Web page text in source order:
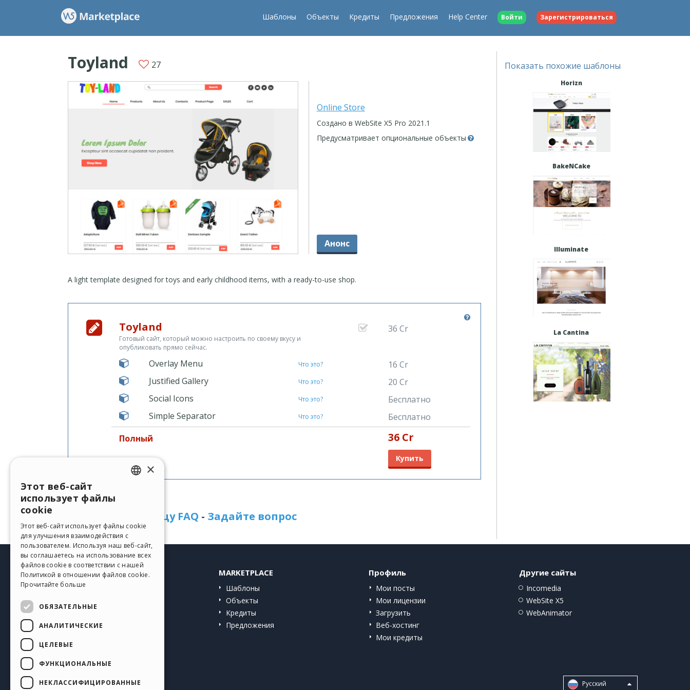
Шаблоны Объекты Кредиты Предложения Help Center Войти Зарегистрироваться
Toyland 27
Online Store
Создано в WebSite X5 Pro 2021.1
Предусматривает опциональные объекты
Анонс
A light template designed for toys and early childhood items, with a ready-to-use shop.
Toyland
Готовый сайт, который можно настроить по своему вкусу и
опубликовать прямо сейчас.
36 Cr
Overlay Menu Что это?
16 Cr
Justified Gallery
Что это?
20 Cr
Social Icons
Что это?
Бесплатно
Simple Separator
Что это?
Бесплатно
Полный
36 Cr
Купить
Нужна помощь?
Посетите страницу FAQ - Задайте вопрос
Показать похожие шаблоны
Horizn
BakeNCake
Illuminate
La Cantina
HELP CENTER
Инструкции
MARKETPLACE
Шаблоны
Объекты
Кредиты
Предложения
Профиль
Мои посты
Мои лицензии
Загрузить
Веб-хостинг
Мои кредиты
Другие сайты
Incomedia
WebSite X5
WebAnimator
Pусский
GERMAN
SPANISH
PORTUGUESE
POLISH
×
Этот веб-сайт
использует файлы
cookie
Этот веб-сайт использует файлы cookie
для улучшения взаимодействия с
пользователем. Используя наш веб-сайт,
вы соглашаетесь на использование всех
файлов cookie в соответствии с нашей
Политикой в ​​отношении файлов cookie.
Прочитайте больше
ОБЯЗАТЕЛЬНЫЕ
АНАЛИТИЧЕСКИЕ
ЦЕЛЕВЫЕ
ФУНКЦИОНАЛЬНЫЕ
НЕКЛАССИФИЦИРОВАННЫЕ